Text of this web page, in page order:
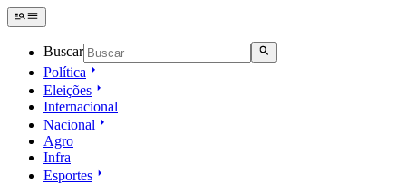
Buscar
Política
Eleições
Internacional
Nacional
Agro
Infra
Esportes